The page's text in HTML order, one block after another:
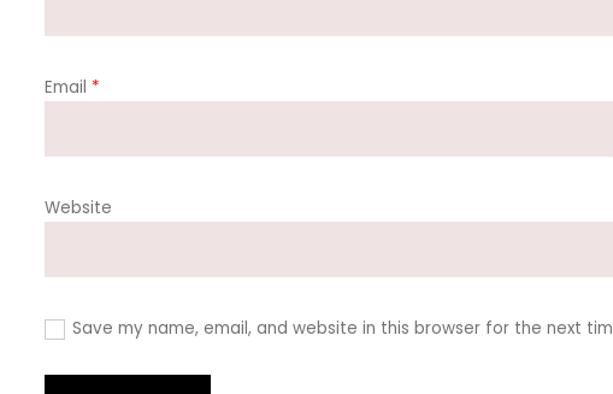
Email *
Website
Save my name, email, and website in this browser for the next